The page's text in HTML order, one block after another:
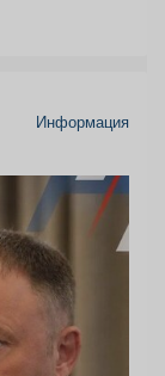
Информация